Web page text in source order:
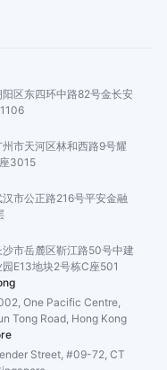
区东四环中路82号金长安
州市天河区林和西路9号耀
3015
市公正路216号平安金融
市岳麓区靳江路50号中建
园E13地块2号栋C座501
One Pacific Centre,
Tong Road, Hong Kong
Street, #09-72, CT